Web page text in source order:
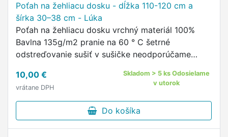
Poťah na žehliacu dosku - dĺžka 110-120 cm a
šírka 30–38 cm - Lúka
Poťah na žehliacu dosku vrchný materiál 100%
Bavlna 135g/m2 pranie na 60 ° C šetrné
odstreďovanie sušiť v sušičke neodporúčame
plastovou brzdičkou Univerzálny poťah …
10,00 €
vrátane DPH
Skladom > 5 ks Odosielame
v utorok
Do košíka